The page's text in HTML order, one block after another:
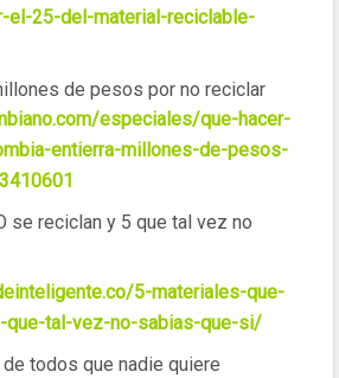
el-25-del-material-reciclable-
de pesos por no reciclar
especiales/que-hacer-
entierra-millones-de-pesos-
se reciclan y 5 que tal vez no
5-materiales-que-
que-tal-vez-no-sabias-que-si/
todos que nadie quiere